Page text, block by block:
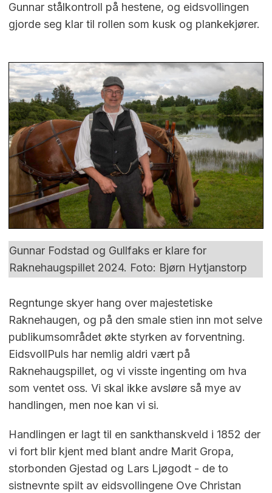
Gunnar stålkontroll på hestene, og eidsvollingen
gjorde seg klar til rollen som kusk og plankekjører.
Gunnar Fodstad og Gullfaks er klare for
Raknehaugspillet 2024. Foto: Bjørn Hytjanstorp
Regntunge skyer hang over majestetiske
Raknehaugen, og på den smale stien inn mot selve
publikumsområdet økte styrken av forventning.
EidsvollPuls har nemlig aldri vært på
Raknehaugspillet, og vi visste ingenting om hva
som ventet oss. Vi skal ikke avsløre så mye av
handlingen, men noe kan vi si.
Handlingen er lagt til en sankthanskveld i 1852 der
vi fort blir kjent med blant andre Marit Gropa,
storbonden Gjestad og Lars Ljøgodt - de to
sistnevnte spilt av eidsvollingene Ove Christan